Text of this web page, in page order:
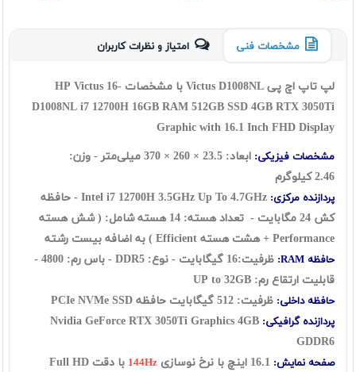
مشخصات فنی امتیاز و نظرات کاربران
لپ تاپ اچ پی Victus D1008NL با مشخصات HP Victus 16-
D1008NL i7 12700H 16GB RAM 512GB SSD 4GB RTX 3050Ti
Graphic with 16.1 Inch FHD Display
مشخصات فیزیکی:
ابعاد: 23.5 × 260 × 370 میلی‌متر - وزن:
2.46 کیلوگرم
پردازنده مرکزی:
Intel i7 12700H 3.5GHz Up To 4.7GHz - حافظه
کش 24 مگابایت - تعداد هسته: 14 هسته شامل: ( شش هسته
Performance + هشت هسته Efficient ) به اضافه بیست رشته
حافظه RAM:
ظرفیت:16 گیگابایت - نوع: DDR5 - باس رم: 4800 -
قابلیت ارتقاع رم: UP to 32GB
حافظه داخلی: ظرفیت: 512 گیگابایت حافظه PCIe NVMe SSD
پردازنده گرافیکی: Nvidia GeForce RTX 3050Ti Graphics 4GB
GDDR6
صفحه نمایش: 144Hz
با دقت Full HD